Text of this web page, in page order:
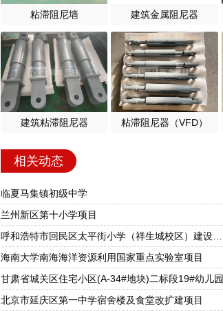
粘滞阻尼墙 建筑金属阻尼器
建筑粘滞阻尼器 粘滞阻尼器（VFD）
相关动态
临夏马集镇初级中学
兰州新区第十小学项目
呼和浩特市回民区太平街小学（祥生城校区）建设项目
海南大学南海海洋资源利用国家重点实验室项目
甘肃省城关区住宅小区(A-34#地块)二标段19#幼儿园
北京市延庆区第一中学宿舍楼及食堂改扩建项目